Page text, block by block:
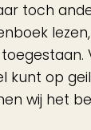
toch
kunt op
wij het